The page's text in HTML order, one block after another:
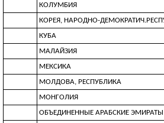
КОЛУМБИЯ
КОРЕЯ, НАРОДНО-
КУБА
МАЛАЙЗИЯ
МЕКСИКА
МОЛДОВА, РЕСПУБЛИКА
МОНГОЛИЯ
ОБЪЕДИНЕННЫЕ АРАБСКИЕ ЭМИРАТЫ